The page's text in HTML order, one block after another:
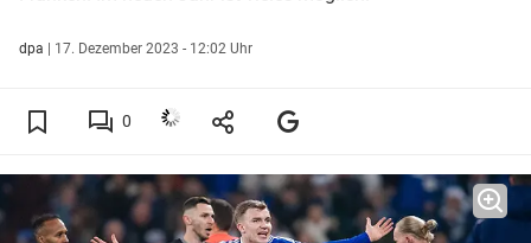
dpa | 17. Dezember 2023 - 12:02 Uhr
0